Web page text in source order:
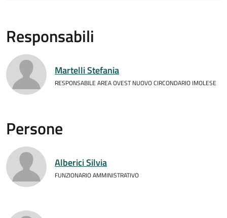
Responsabili
Martelli Stefania
RESPONSABILE AREA OVEST NUOVO CIRCONDARIO IMOLESE
Persone
Alberici Silvia
FUNZIONARIO AMMINISTRATIVO